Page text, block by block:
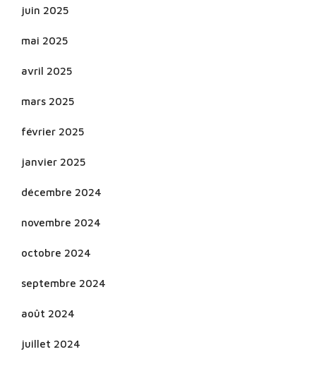
juin 2025
mai 2025
avril 2025
mars 2025
février 2025
janvier 2025
décembre 2024
novembre 2024
octobre 2024
septembre 2024
août 2024
juillet 2024